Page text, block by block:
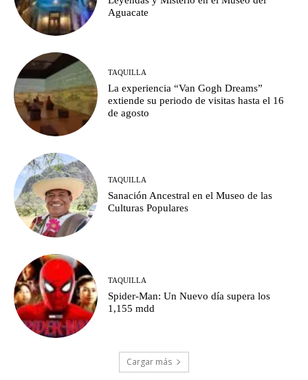
Aguacate
TAQUILLA
La experiencia “Van Gogh Dreams”
extiende su periodo de visitas hasta el 16
de agosto
TAQUILLA
Sanación Ancestral en el Museo de las
Culturas Populares
TAQUILLA
Spider-Man: Un Nuevo día supera los
1,155 mdd
Cargar más